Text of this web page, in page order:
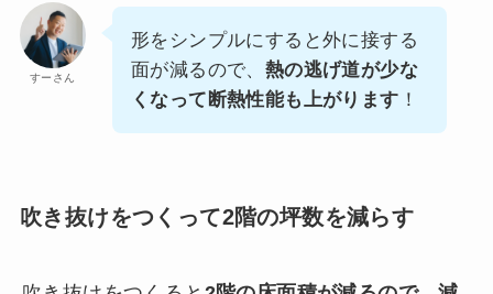
すーさん
形をシンプルにすると外に接する
面が減るので、 熱の逃げ道が少な
くなって断熱性能も上がります ！
吹き抜けをつくって2階の坪数を減らす